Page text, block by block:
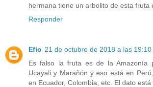
hermana tiene un arbolito de esta fruta
Responder
Efio 21 de octubre de 2018 a las 19:10
Es falso la fruta es de la Amazonía
Ucayali y Marañón y eso está en
en Ecuador, Colombia, etc. El dato está